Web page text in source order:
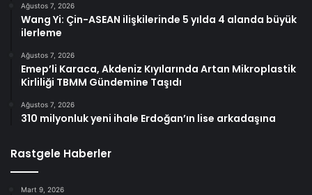
Ağustos 7, 2026
Wang Yi: Çin-ASEAN ilişkilerinde 5 yılda 4 alanda büyük
ilerleme
Ağustos 7, 2026
Emep’li Karaca, Akdeniz Kıyılarında Artan Mikroplastik
Kirliliği TBMM Gündemine Taşıdı
Ağustos 7, 2026
310 milyonluk yeni ihale Erdoğan’ın lise arkadaşına
Rastgele Haberler
Mart 9, 2026